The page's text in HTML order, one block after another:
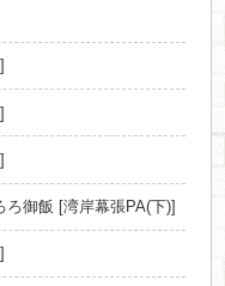
御飯 [湾岸幕張PA(下)]